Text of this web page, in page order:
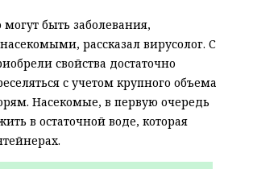
могут быть заболевания,
рассказал вирусолог. С
свойства достаточно
с учетом крупного объема
Насекомые, в первую очередь
в остаточной воде, которая